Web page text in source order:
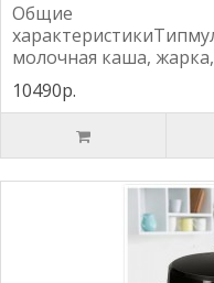
Общие
молочная каша,
10490р.